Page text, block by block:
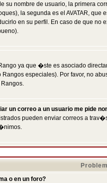
su nombre de usuario, la primera
la segunda es el AVATAR,
en su perfil. En caso de que
ya que �ste es asociado
especiales). Por favor, no
un correo a un usuario me pide
pueden enviar correos a
o en un foro?